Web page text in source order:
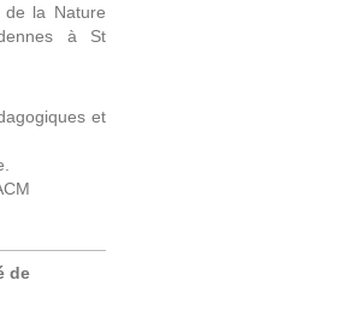
de la Nature
à St
et
de